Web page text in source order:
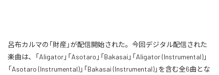
呂布カルマの「財産」が配信開始された。今回デジタル配信された
楽曲は、「Aligator」「Asotaro」「Bakasai」「Aligator (Instrumental)」
「Asotaro (Instrumental)」「Bakasai (Instrumental)」を含む全6曲とな